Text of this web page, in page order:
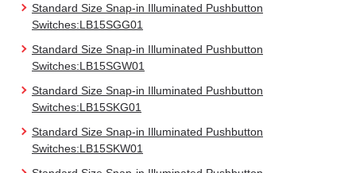
Standard Size Snap-in Illuminated Pushbutton
Switches:LB15SGG01
Standard Size Snap-in Illuminated Pushbutton
Switches:LB15SGW01
Standard Size Snap-in Illuminated Pushbutton
Switches:LB15SKG01
Standard Size Snap-in Illuminated Pushbutton
Switches:LB15SKW01